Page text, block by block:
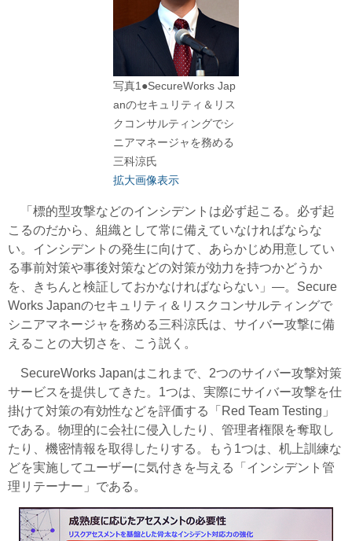
写真1●SecureWorks Jap
anのセキュリティ＆リス
クコンサルティングでシ
ニアマネージャを務める
三科涼氏
拡大画像表示
「標的型攻撃などのインシデントは必ず起こる。必ず起
こるのだから、組織として常に備えていなければならな
い。インシデントの発生に向けて、あらかじめ用意してい
る事前対策や事後対策などの対策が効力を持つかどうか
を、きちんと検証しておかなければならない」―。Secure
Works Japanのセキュリティ＆リスクコンサルティングで
シニアマネージャを務める三科涼氏は、サイバー攻撃に備
えることの大切さを、こう説く。
SecureWorks Japanはこれまで、2つのサイバー攻撃対策
サービスを提供してきた。1つは、実際にサイバー攻撃を仕
掛けて対策の有効性などを評価する「Red Team Testing」
である。物理的に会社に侵入したり、管理者権限を奪取し
たり、機密情報を取得したりする。もう1つは、机上訓練な
どを実施してユーザーに気付きを与える「インシデント管
理リテーナー」である。